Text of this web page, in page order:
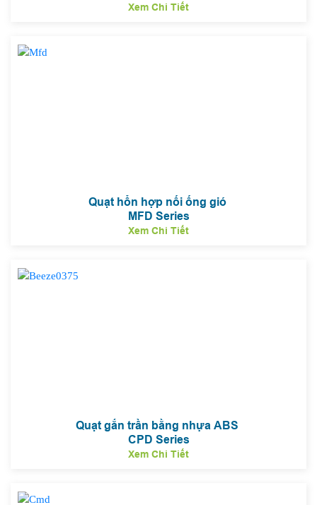
Xem Chi Tiết
Quạt hổn hợp nối ống gió
MFD Series
Xem Chi Tiết
Quạt gắn trần bằng nhựa ABS
CPD Series
Xem Chi Tiết